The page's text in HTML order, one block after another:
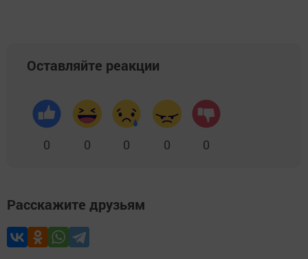
Оставляйте реакции
0 0 0 0 0
Расскажите друзьям